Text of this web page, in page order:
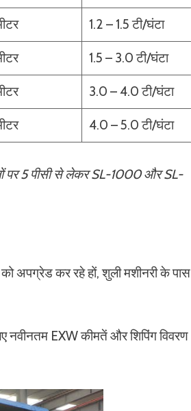
1.2 – 1.5 टी/घंटा
1.5 – 3.0 टी/घंटा
3.0 – 4.0 टी/घंटा
4.0 – 5.0 टी/घंटा
पर 5 पीसी से लेकर SL-1000 और SL-
अपग्रेड कर रहे हों, शुली मशीनरी के पास
नवीनतम EXW कीमतें और शिपिंग विवरण